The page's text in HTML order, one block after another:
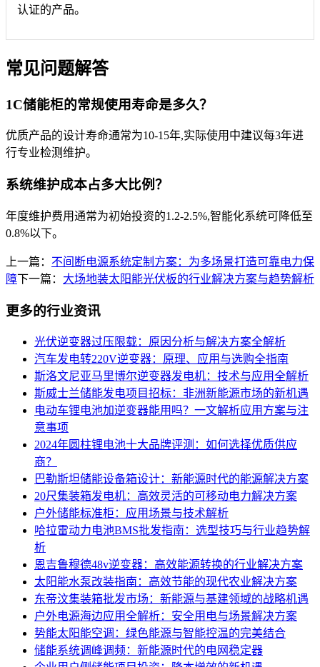
认证的产品。
常见问题解答
1C储能柜的常规使用寿命是多久？
优质产品的设计寿命通常为10-15年,实际使用中建议每3年进
行专业检测维护。
系统维护成本占多大比例？
年度维护费用通常为初始投资的1.2-2.5%,智能化系统可降低至
0.8%以下。
上一篇： 不间断电源系统定制方案：为多场景打造可靠电力保
障下一篇： 大场地装太阳能光伏板的行业解决方案与趋势解析
更多的行业资讯
光伏逆变器过压限载：原因分析与解决方案全解析
汽车发电转220V逆变器：原理、应用与选购全指南
斯洛文尼亚马里博尔逆变器发电机：技术与应用全解析
斯威士兰储能发电项目招标：非洲新能源市场的新机遇
电动车锂电池加逆变器能用吗？一文解析应用方案与注
意事项
2024年圆柱锂电池十大品牌评测：如何选择优质供应
商？
巴勒斯坦储能设备箱设计：新能源时代的能源解决方案
20尺集装箱发电机：高效灵活的可移动电力解决方案
户外储能标准柜：应用场景与技术解析
哈拉雷动力电池BMS批发指南：选型技巧与行业趋势解
析
恩吉鲁穆德48v逆变器：高效能源转换的行业解决方案
太阳能水泵改装指南：高效节能的现代农业解决方案
东帝汶集装箱批发市场：新能源与基建领域的战略机遇
户外电源海边应用全解析：安全用电与场景解决方案
势能太阳能空调：绿色能源与智能控温的完美结合
储能系统调峰调频：新能源时代的电网稳定器